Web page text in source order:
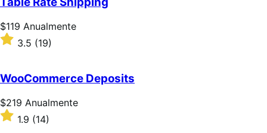
5
estrelas
Preço:
$119
Anualmente
$119 Anualmente
Classificado
com
de
5
estrelas
3.5 (19)
WooCommerce Deposits
Preço:
$219
Anualmente
$219 Anualmente
Classificado
1.9 (14)